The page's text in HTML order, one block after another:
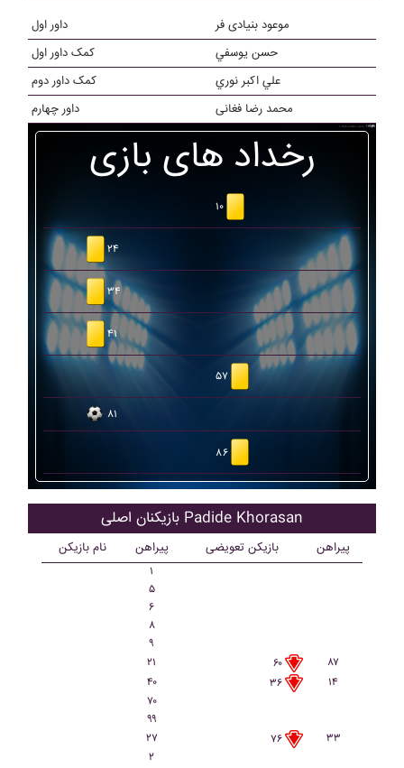
داور اول
موعود بنیادی فر
کمک داور اول
حسن يوسفي
کمک داور دوم
علي اکبر نوري
داور چهارم
محمد رضا فغانی
رخداد های بازی
۱۰
۲۴
۳۴
۴۱
۵۷
۸۱
۸۶
بازیکنان اصلی Padide Khorasan
نام بازیکن پیراهن بازیکن تعویضی پیراهن
۱
۵
۶
۸
۹
۲۱
۶۰
۸۷
۴۰
۳۶
۱۴
۷۰
۹۹
۲۷
۷۶
۳۳
۲